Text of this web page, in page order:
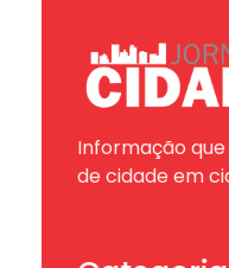
Informação
de cidade em